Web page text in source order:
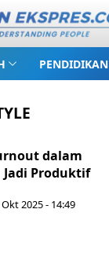
PENDIDIKAN
dalam
Jadi Produktif
2025 - 14:49